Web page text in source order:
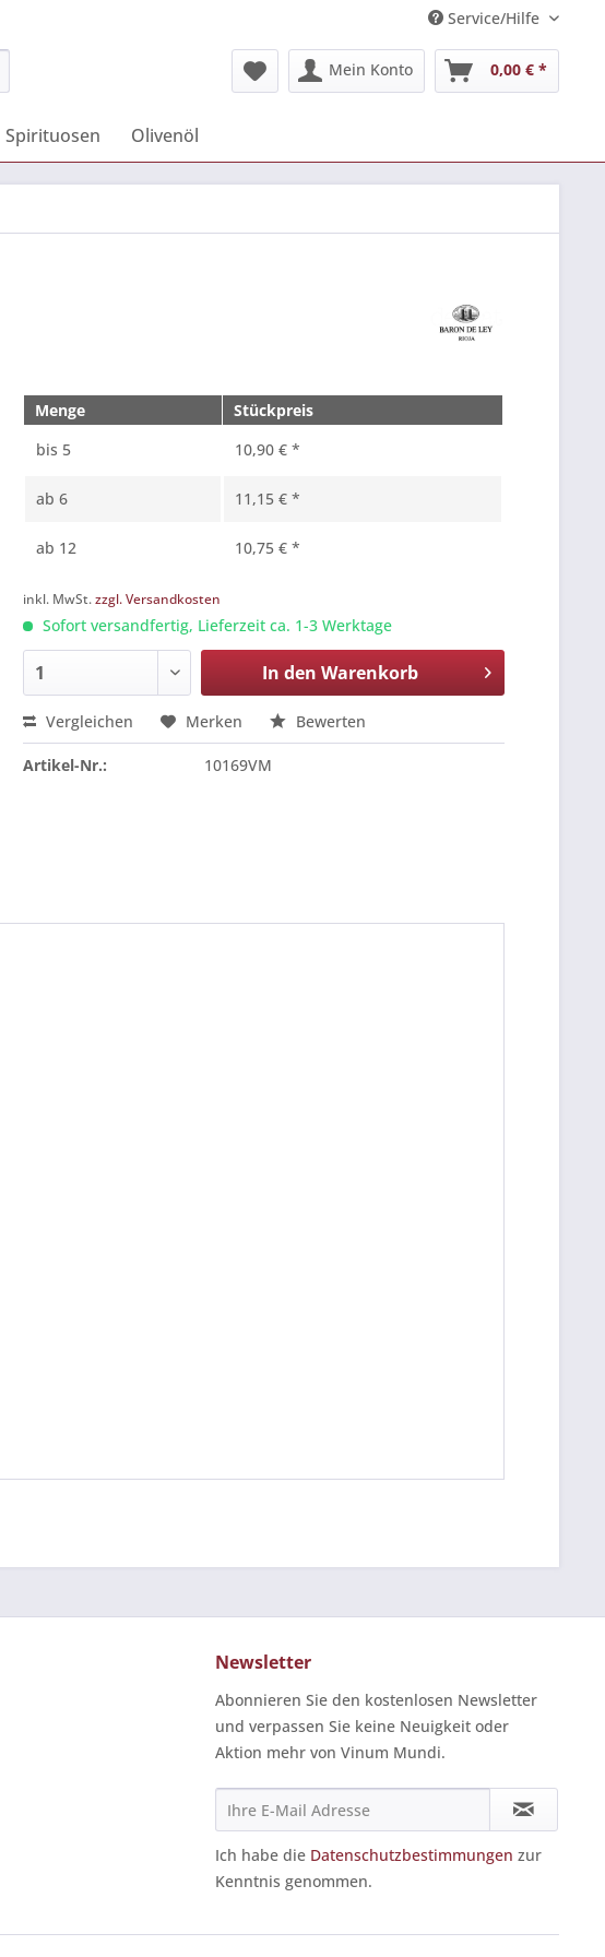
Service/Hilfe
Mein Konto 0,00 € *
Spirituosen Olivenöl
Menge
Stückpreis
bis 5 10,90 € *
ab6 11,15 € *
ab 12 10,75 € *
inkl. MwSt.zzgl. Versandkosten
Sofort versandfertig, Lieferzeit ca. 1-3 Werktage
In den Warenkorb
Vergleichen Merken Bewerten
Artikel-Nr.: 10169VM
Newsletter
Abonnieren Sie den kostenlosen Newsletter
und verpassen Sie keine Neuigkeit oder
Aktion mehr von Vinum Mundi.
Ich habe die Datenschutzbestimmungen zur
Kenntnis genommen.